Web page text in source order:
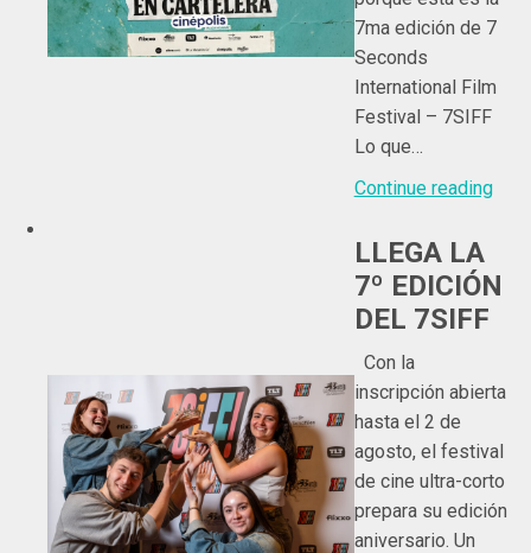
7ma edición de 7
Seconds
International Film
Festival – 7SIFF
Lo que…
Continue reading
LLEGA LA
7º EDICIÓN
DEL 7SIFF
Con la
inscripción abierta
hasta el 2 de
agosto, el festival
de cine ultra-corto
prepara su edición
aniversario. Un